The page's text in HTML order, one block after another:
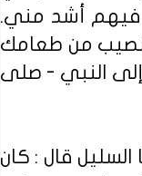
فيهم أشد مني.
نصيب من طعامك
إلى النبي - صلى
قال : كان